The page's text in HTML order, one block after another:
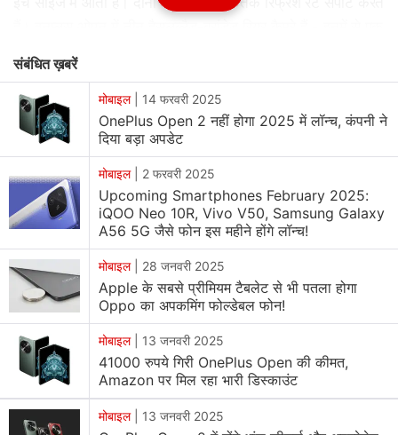
सेंसर है। फोल्डेबल फोन में 67W चार्जिंग सपोर्ट के साथ 4,800mAh
की बैटरी मिलती है।
भारत में OnePlus Open की कीमत, उपलब्धता
OnePlus Open को केवल 16GB रैम और 512GB स्टोरेज
कॉन्फिगरेशन में लॉन्च किया गया है, जिसकी भारत में कीमत 1,39,999
रुपये है। यह एमराल्ड डस्क और वोयगर ब्लैक कलर ऑप्शन में आता है
फोन को आधिकारिक वनप्लस वेबसाइट, Amazon और देश भर के
रिटेल स्टोर्स के जरिए बेचा जाएगा। इसके प्री-ऑडर 19 अक्टूबर से शुरू
होंगे और ओपन सेल 27 अक्टूबर से होगी।
लॉन्च ऑफर के तहत ICICI बैंक कार्ड के जरिए 5,000 रुपये का
डिस्काउंट मिलेगा। इसके अलावा, 8,000 रुपये का ट्रेड-इन बोनस भी
है और साथ ही 12 महीनों तक की No Cost EMI का ऑप्शन भी
मिलेगा।
संबंधित ख़बरें
मोबाइल| 14 फरवरी 2025
OnePlus Open 2 नहीं होगा 2025 में लॉन्च, कंपनी ने
दिया बड़ा अपडेट
मोबाइल| 2 फरवरी 2025
Upcoming Smartphones February 2025:
iQOO Neo 10R, Vivo V50, Samsung Galaxy
A56 5G जैसे फोन इस महीने होंगे लॉन्च!
मोबाइल| 28 जनवरी 2025
Apple के सबसे प्रीमियम टैबलेट से भी पतला होगा
Oppo का अपकमिंग फोल्डेबल फोन!
मोबाइल| 13 जनवरी 2025
41000 रुपये गिरी OnePlus Open की कीमत,
Amazon पर मिल रहा भारी डिस्काउंट
मोबाइल| 13 जनवरी 2025